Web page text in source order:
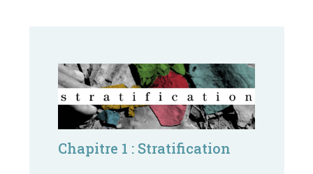
Chapitre 1 : Stratification